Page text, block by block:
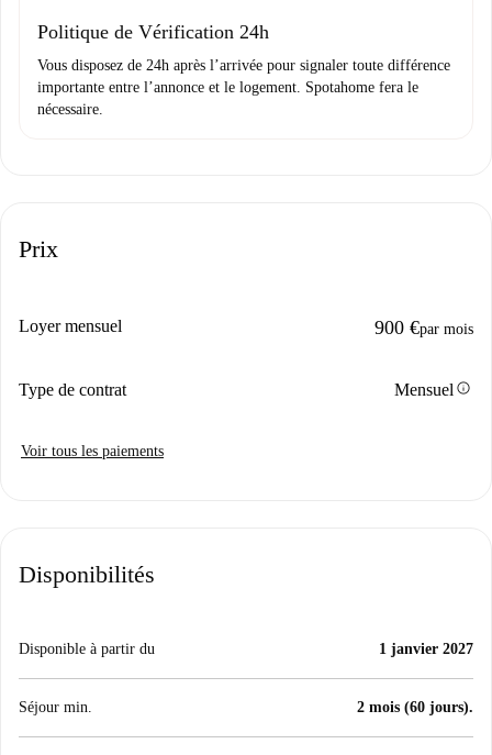
Politique de Vérification 24h
Vous disposez de 24h après l’arrivée pour signaler toute différence
importante entre l’annonce et le logement. Spotahome fera le
nécessaire.
Prix
Loyer mensuel 900 €par mois
Type de contrat Mensuel info
Voir tous les paiements
Disponibilités
Disponible à partir du 1 janvier 2027
Séjour min. 2 mois (60 jours).